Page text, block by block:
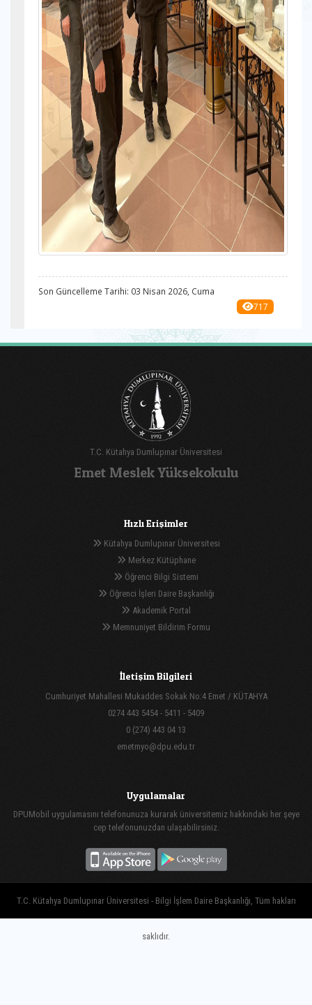
Son Güncelleme Tarihi: 03 Nisan 2026, Cuma
717
T.C. Kütahya Dumlupınar Üniversitesi
Emet Meslek Yüksekokulu
Hızlı Erişimler
Kütahya Dumlupınar Üniversitesi
Merkez Kütüphane
Öğrenci Bilgi Sistemi
Öğrenci İşleri Daire Başkanlığı
Akademik Portal
Memnuniyet Bildirim Formu
İletişim Bilgileri
Cumhuriyet Mahallesi Mukaddes Sokak No:4 Emet / KÜTAHYA
0274 443 5454 - 5411 - 5409
0 (274) 443 04 13
emetmyo@dpu.edu.tr
Uygulamalar
DPUMobil uygulamasını telefonunuza kurarak üniversitemiz hakkındaki her şeye
cep telefonunuzdan ulaşabilirsiniz.
T.C. Kütahya Dumlupınar Üniversitesi - Bilgi İşlem Daire Başkanlığı, Tüm hakları
saklıdır.